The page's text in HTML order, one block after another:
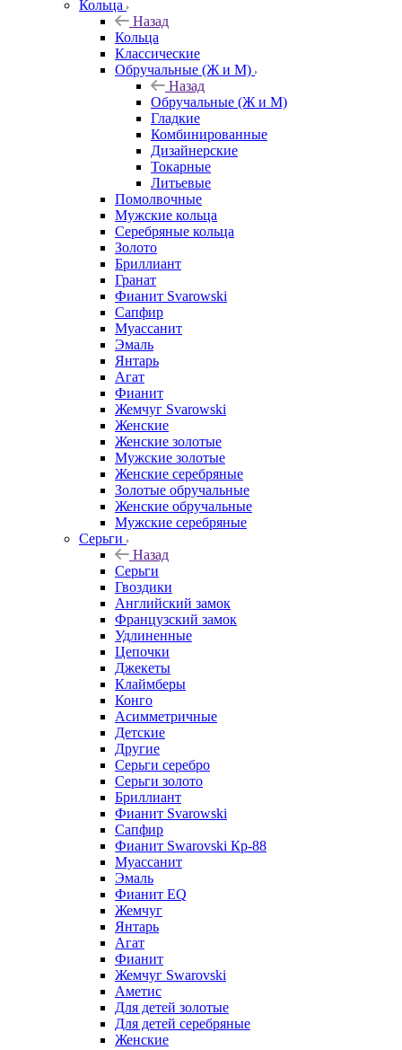
Кольца
Назад
Кольца
Классические
Обручальные (Ж и М)
Назад
Обручальные (Ж и М)
Гладкие
Комбинированные
Дизайнерские
Токарные
Литьевые
Помолвочные
Мужские кольца
Серебряные кольца
Золото
Бриллиант
Гранат
Фианит Svarowski
Сапфир
Муассанит
Эмаль
Янтарь
Агат
Фианит
Жемчуг Svarowski
Женские
Женские золотые
Мужские золотые
Женские серебряные
Золотые обручальные
Женские обручальные
Мужские серебряные
Серьги
Назад
Серьги
Гвоздики
Английский замок
Французский замок
Удлиненные
Цепочки
Джекеты
Клаймберы
Конго
Асимметричные
Детские
Другие
Серьги серебро
Серьги золото
Бриллиант
Фианит Svarowski
Сапфир
Фианит Swarovski Кр-88
Муассанит
Эмаль
Фианит EQ
Жемчуг
Янтарь
Агат
Фианит
Жемчуг Swarovski
Аметис
Для детей золотые
Для детей серебряные
Женские